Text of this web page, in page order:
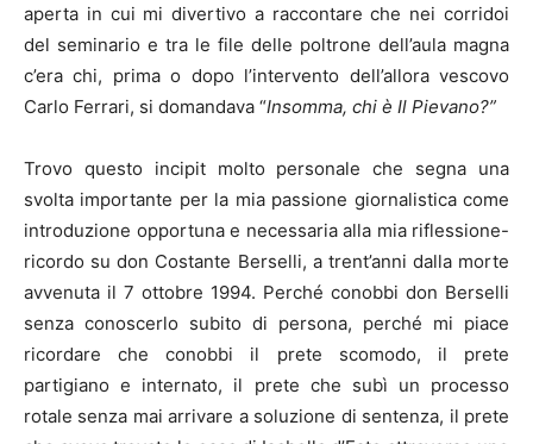
aperta in cui mi divertivo a raccontare che nei corridoi
del seminario e tra le file delle poltrone dell’aula magna
c’era chi, prima o dopo l’intervento dell’allora vescovo
Carlo Ferrari, si domandava “Insomma, chi è Il Pievano?”
Trovo questo incipit molto personale che segna una
svolta importante per la mia passione giornalistica come
introduzione opportuna e necessaria alla mia riflessione-
ricordo su don Costante Berselli, a trent’anni dalla morte
avvenuta il 7 ottobre 1994. Perché conobbi don Berselli
senza conoscerlo subito di persona, perché mi piace
ricordare che conobbi il prete scomodo, il prete
partigiano e internato, il prete che subì un processo
rotale senza mai arrivare a soluzione di sentenza, il prete